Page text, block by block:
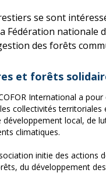
se sont
Fédération nationale
des forêts
et forêts
International a
collectivités
développement local, de
climatiques.
initie des actions
du développement